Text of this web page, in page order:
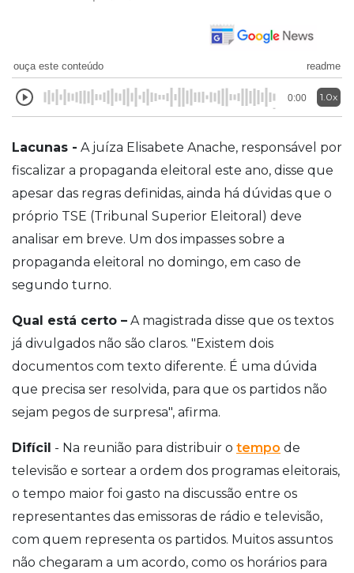
ouça este conteúdo readme
0:00 1.0x
Lacunas - A juíza Elisabete Anache, responsável por
fiscalizar a propaganda eleitoral este ano, disse que
apesar das regras definidas, ainda há dúvidas que o
próprio TSE (Tribunal Superior Eleitoral) deve
analisar em breve. Um dos impasses sobre a
propaganda eleitoral no domingo, em caso de
segundo turno.
Qual está certo – A magistrada disse que os textos
já divulgados não são claros. "Existem dois
documentos com texto diferente. É uma dúvida
que precisa ser resolvida, para que os partidos não
sejam pegos de surpresa", afirma.
Difícil - Na reunião para distribuir o tempo de
televisão e sortear a ordem dos programas eleitorais,
o tempo maior foi gasto na discussão entre os
representantes das emissoras de rádio e televisão,
com quem representa os partidos. Muitos assuntos
não chegaram a um acordo, como os horários para